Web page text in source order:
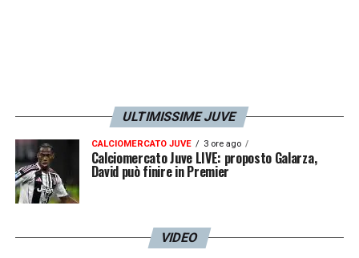
ULTIMISSIME JUVE
CALCIOMERCATO JUVE 3 ore ago
Calciomercato Juve LIVE: proposto Galarza,
David può finire in Premier
VIDEO